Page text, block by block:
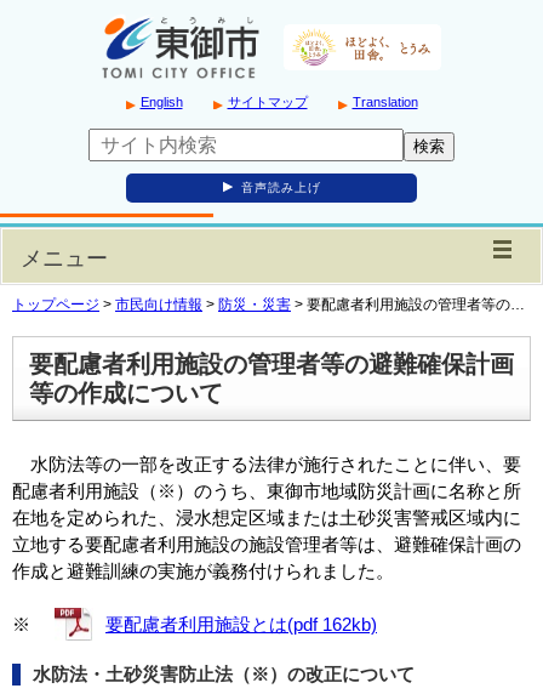
English サイトマップ Translation
音声読み上げ
メニュー
トップページ > 市民向け情報 > 防災・災害 > 要配慮者利用施設の管理者等の…
要配慮者利用施設の管理者等の避難確保計画
等の作成について
水防法等の一部を改正する法律が施行されたことに伴い、要
配慮者利用施設（※）のうち、東御市地域防災計画に名称と所
在地を定められた、浸水想定区域または土砂災害警戒区域内に
立地する要配慮者利用施設の施設管理者等は、避難確保計画の
作成と避難訓練の実施が義務付けられました。
※ 要配慮者利用施設とは(pdf 162kb)
水防法・土砂災害防止法（※）の改正について